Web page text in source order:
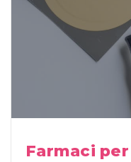
Farmaci